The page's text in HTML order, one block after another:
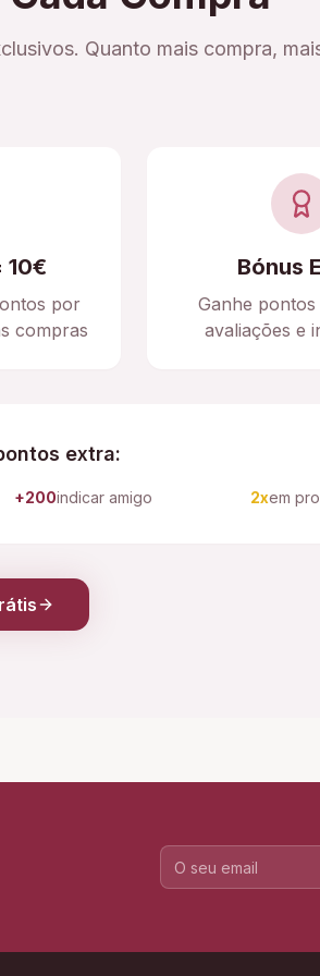
Quanto mais compra,
10€
por
compras
Bónus
Ganhe
avaliações e
extra:
+200indicar amigo 2xem